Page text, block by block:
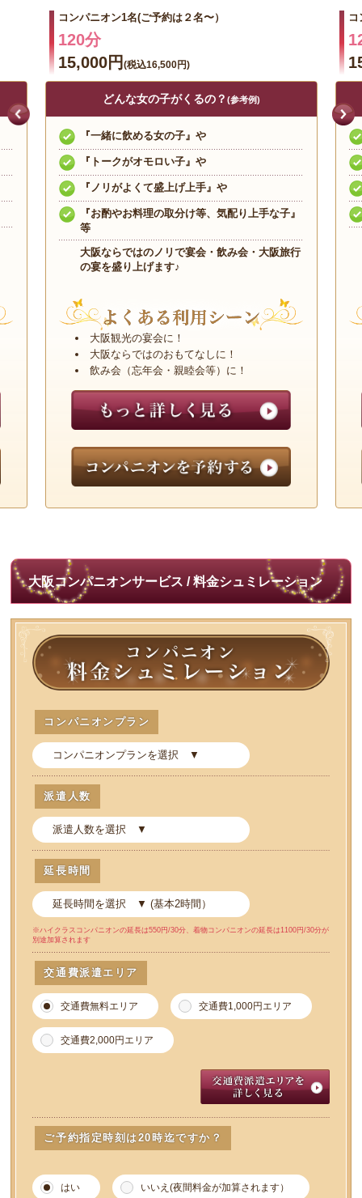
コンパニオン1名(ご予約は２名〜）
120分
15,000円(税込16,500円)
どんな女の子がくるの？ (参考例)
『一緒に飲める女の子』や
『トークがオモロい子』や
『ノリがよくて盛上げ上手』や
『お酌やお料理の取分け等、気配り上手な子』
等
大阪ならではのノリで宴会・飲み会・大阪旅行
の宴を盛り上げます♪
大阪観光の宴会に！
大阪ならではのおもてなしに！
飲み会（忘年会・親睦会等）に！
大阪コンパニオンサービス / 料金シュミレーション
コンパニオンプラン
派遣人数
延長時間
交通費派遣エリア
交通費無料エリア 交通費1,000円エリア
交通費2,000円エリア
ご予約指定時刻は20時迄ですか？
はい いいえ(夜間料金が加算されます）